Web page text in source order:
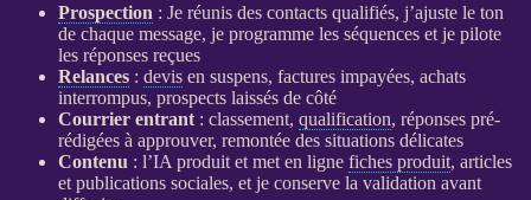
Prospection : Je réunis des contacts qualifiés, j’ajuste le ton
de chaque message, je programme les séquences et je pilote
les réponses reçues
Relances: devisen suspens, factures impayées, achats
interrompus, prospectslaissés de côté
Courrier entrant: classement, qualification, réponses pré-
rédigées à approuver, remontée des situations délicates
Contenu : l’IA produit et met en ligne fiches produit, articles
et publications sociales, et je conserve la validation avant